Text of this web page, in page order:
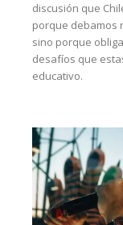
discusión que
porque debamos
sino porque
desafíos que
educativo.